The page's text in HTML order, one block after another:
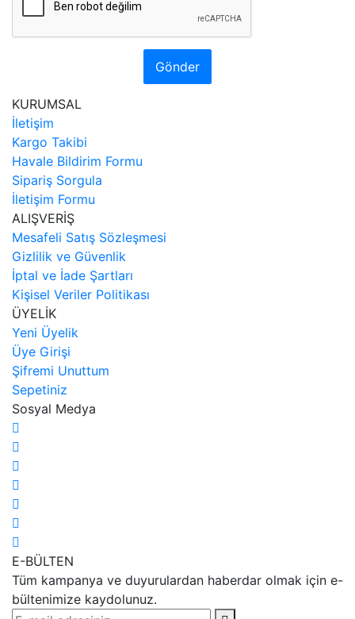
Gönder
KURUMSAL
İletişim
Kargo Takibi
Havale Bildirim Formu
Sipariş Sorgula
İletişim Formu
ALIŞVERİŞ
Mesafeli Satış Sözleşmesi
Gizlilik ve Güvenlik
İptal ve İade Şartları
Kişisel Veriler Politikası
ÜYELİK
Yeni Üyelik
Üye Girişi
Şifremi Unuttum
Sepetiniz
Sosyal Medya
E-BÜLTEN
Tüm kampanya ve duyurulardan haberdar olmak için e-
bültenimize kaydolunuz.